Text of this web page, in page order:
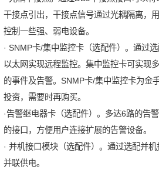
干接点引出，干接点信号通过光耦隔离，
控制一些强、弱电设备。
· SNMP卡/集中监控卡（选配件）。通过
以太网实现远程监控。集中监控卡可实现
的事件及告警。SNMP卡/集中监控卡为金
投资，需要时再购买。
·告警继电器卡（选配件）。多达6路的告
的接口，方便用户连接扩展的告警设备。
· 并机接口模块（选配件）。通过选配并
并联供电。